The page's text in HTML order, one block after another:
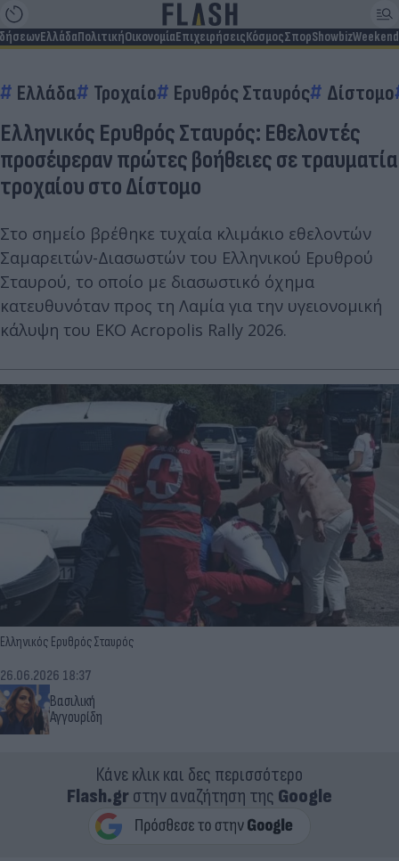
ΕλλάδαΠολιτικήΟικονομίαΕπιχειρήσειςΚόσμοςΣπορShowbizWeekend
Ελλάδα Τροχαίο Ερυθρός Σταυρός Δίστομο
Ελληνικός Ερυθρός Σταυρός: Εθελοντές
προσέφεραν πρώτες βοήθειες σε τραυματία
τροχαίου στο Δίστομο
Στο σημείο βρέθηκε τυχαία κλιμάκιο εθελοντών
Σαμαρειτών-Διασωστών του Ελληνικού Ερυθρού
Σταυρού, το οποίο με διασωστικό όχημα
κατευθυνόταν προς τη Λαμία για την υγειονομική
κάλυψη του EKO Acropolis Rally 2026.
Ελληνικός Ερυθρός Σταυρός
Βασιλική
Αγγουρίδη
26.06.2026 18:37
Κάνε κλικ και δες περισσότερο
Flash.grστην αναζήτηση της Google